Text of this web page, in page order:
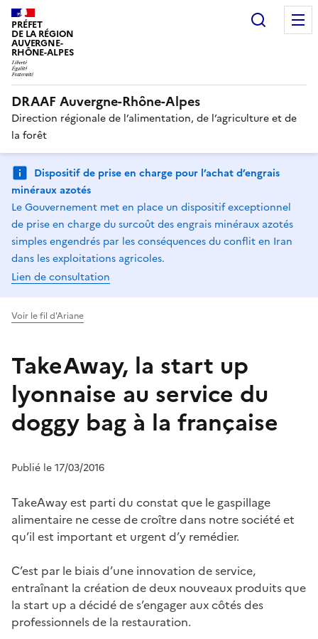
PRÉFET
DE LA RÉGION
AUVERGNE-
RHÔNE-ALPES
DRAAF Auvergne-Rhône-Alpes
Direction régionale de l’alimentation, de l’agriculture et de
la forêt
Dispositif de prise en charge pour l’achat d’engrais
minéraux azotés
Le Gouvernement met en place un dispositif exceptionnel
de prise en charge du surcoût des engrais minéraux azotés
simples engendrés par les conséquences du conflit en Iran
dans les exploitations agricoles.
Lien de consultation
Voir le fil d'Ariane
TakeAway, la start up
lyonnaise au service du
doggy bag à la française
Publié le 17/03/2016
TakeAway est parti du constat que le gaspillage
alimentaire ne cesse de croître dans notre société et
qu’il est important et urgent d’y remédier.
C’est par le biais d’une innovation de service,
entraînant la création de deux nouveaux produits que
la start up a décidé de s’engager aux côtés des
professionnels de la restauration.